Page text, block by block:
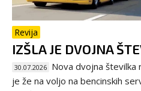
Revija
IZŠLA JE DVOJNA
30.07.2026 Nova dvojna
je že na voljo na bencinskih